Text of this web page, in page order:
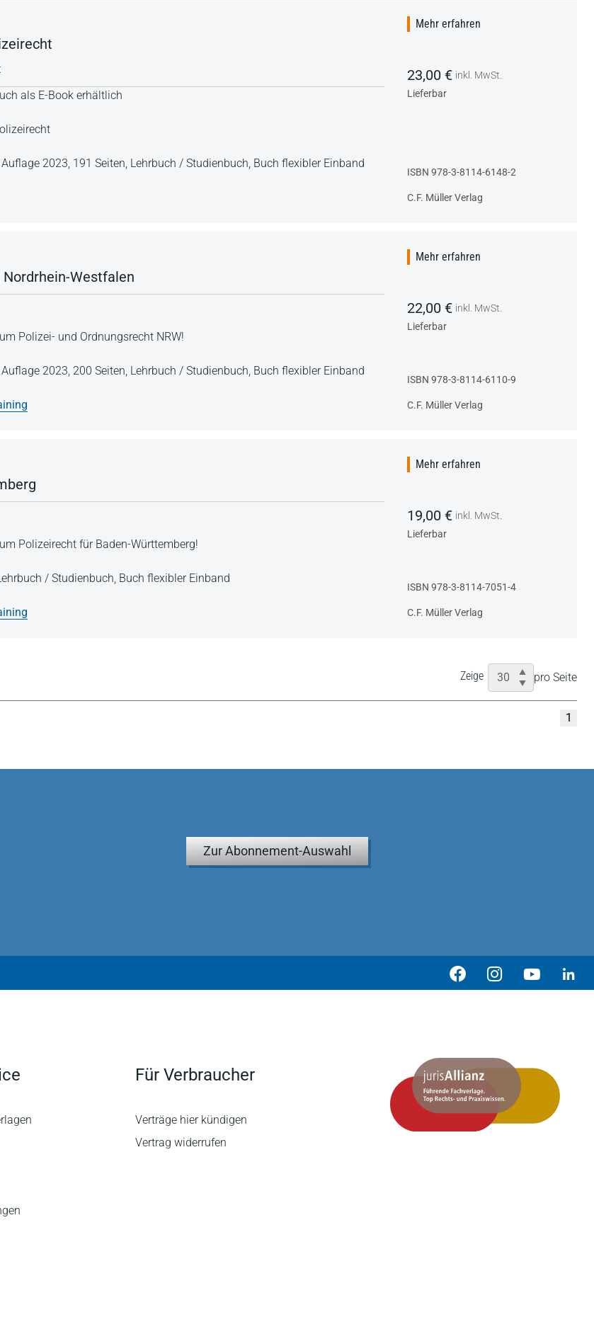
als E-Book erhältlich
2023, 191 Seiten, Lehrbuch / Studienbuch, Buch flexibler Einband
Mehr erfahren
23,00 € inkl. MwSt.
Lieferbar
ISBN 978-3-8114-6148-2
C.F. Müller Verlag
Westfalen
Polizei- und Ordnungsrecht NRW!
2023, 200 Seiten, Lehrbuch / Studienbuch, Buch flexibler Einband
Mehr erfahren
22,00 € inkl. MwSt.
Lieferbar
ISBN 978-3-8114-6110-9
C.F. Müller Verlag
Polizeirecht für Baden-Württemberg!
/ Studienbuch, Buch flexibler Einband
Mehr erfahren
19,00 € inkl. MwSt.
Lieferbar
ISBN 978-3-8114-7051-4
C.F. Müller Verlag
Zeige pro Seite
1
Zur Abonnement-Auswahl
Für Verbraucher
Verträge hier kündigen
Vertrag widerrufen